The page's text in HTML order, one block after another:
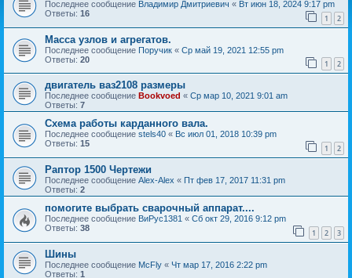
Последнее сообщение Владимир Дмитриевич « Вт июн 18, 2024 9:17 pm
Ответы: 16 1 2
Масса узлов и агрегатов.
Последнее сообщение Поручик « Ср май 19, 2021 12:55 pm
Ответы: 20 1 2
двигатель ваз2108 размеры
Последнее сообщение Bookvoed « Ср мар 10, 2021 9:01 am
Ответы: 7
Схема работы карданного вала.
Последнее сообщение stels40 « Вс июл 01, 2018 10:39 pm
Ответы: 15 1 2
Раптор 1500 Чертежи
Последнее сообщение Alex-Alex « Пт фев 17, 2017 11:31 pm
Ответы: 2
помогите выбрать сварочный аппарат....
Последнее сообщение ВиРус1381 « Сб окт 29, 2016 9:12 pm
Ответы: 38 1 2 3
Шины
Последнее сообщение McFly « Чт мар 17, 2016 2:22 pm
Ответы: 1